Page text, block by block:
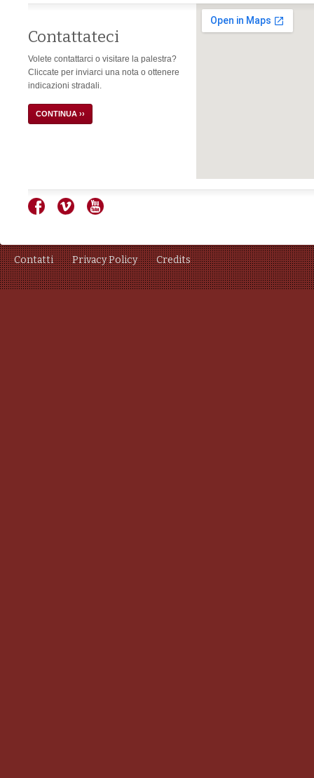
Contattateci
Volete contattarci o visitare la palestra?
Cliccate per inviarci una nota o ottenere
indicazioni stradali.
CONTINUA ››
Contatti Privacy Policy Credits